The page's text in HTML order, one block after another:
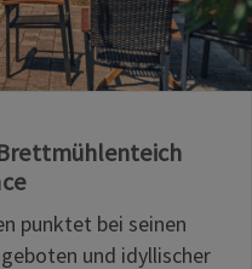
punktet bei seinen
und idyllischer